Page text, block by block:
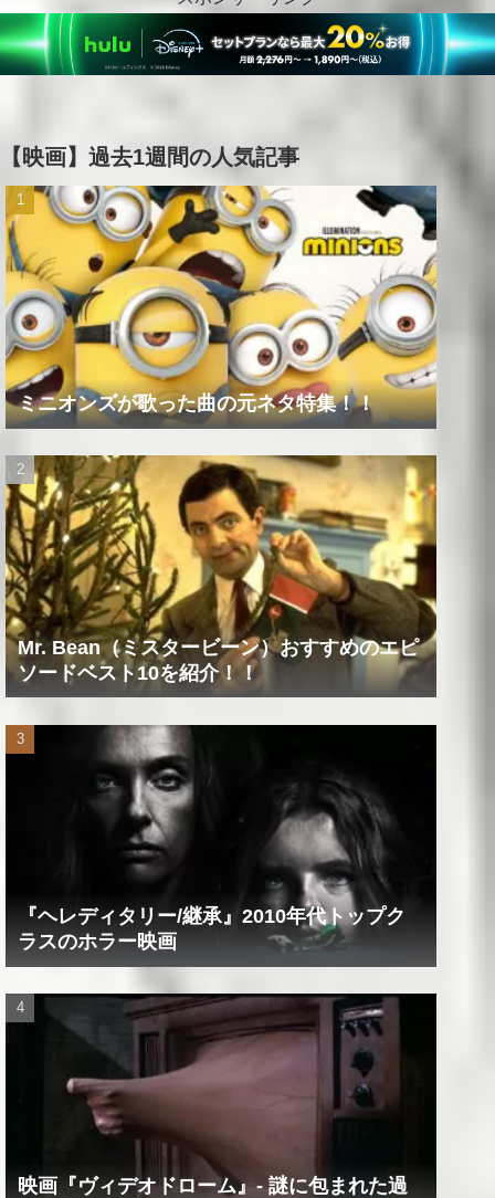
【映画】過去1週間の人気記事
ミニオンズが歌った曲の元ネタ特集！！
Mr. Bean（ミスタービーン）おすすめのエピ
ソードベスト10を紹介！！
『ヘレディタリー/継承』2010年代トップク
ラスのホラー映画
映画『ヴィデオドローム』‐ 謎に包まれた過